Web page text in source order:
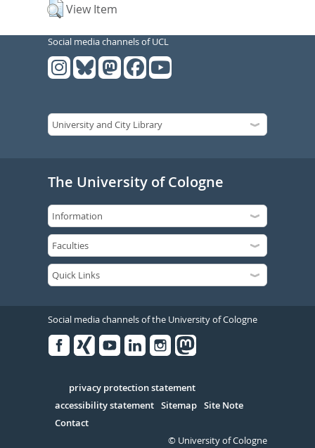
View Item
Social media channels of UCL
The University of Cologne
Social media channels of the University of Cologne
Serivce
privacy protection statement
accessibility statement Sitemap Site Note
Contact
© University of Cologne